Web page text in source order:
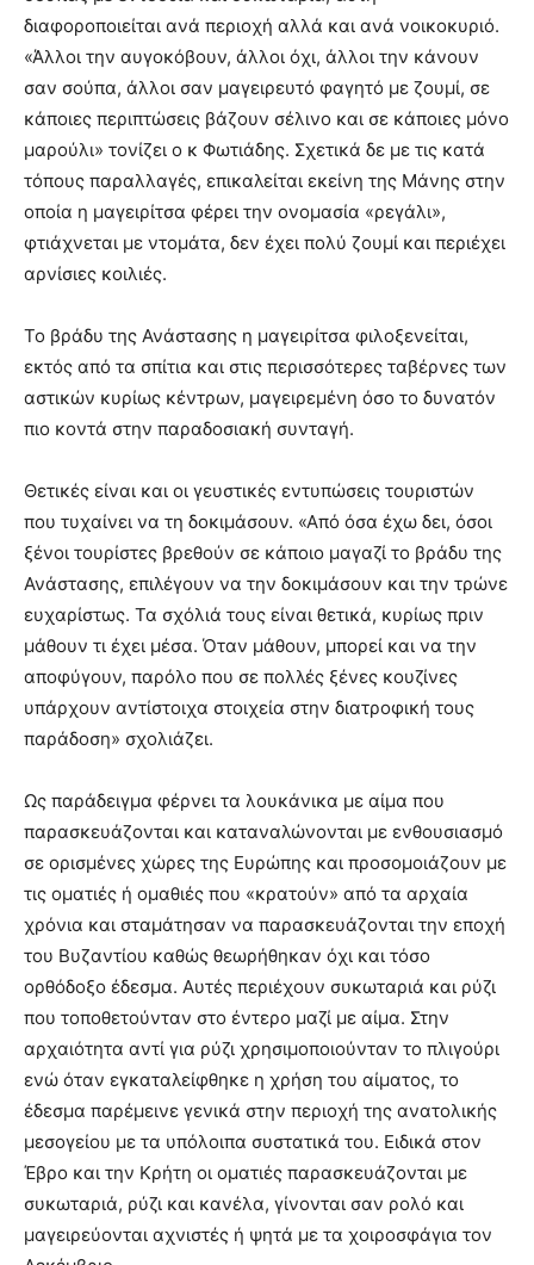
διαφοροποιείται ανά περιοχή αλλά και ανά νοικοκυριό.
«Άλλοι την αυγοκόβουν, άλλοι όχι, άλλοι την κάνουν
σαν σούπα, άλλοι σαν μαγειρευτό φαγητό με ζουμί, σε
κάποιες περιπτώσεις βάζουν σέλινο και σε κάποιες μόνο
μαρούλι» τονίζει ο κ Φωτιάδης. Σχετικά δε με τις κατά
τόπους παραλλαγές, επικαλείται εκείνη της Μάνης στην
οποία η μαγειρίτσα φέρει την ονομασία «ρεγάλι»,
φτιάχνεται με ντομάτα, δεν έχει πολύ ζουμί και περιέχει
αρνίσιες κοιλιές.
Το βράδυ της Ανάστασης η μαγειρίτσα φιλοξενείται,
εκτός από τα σπίτια και στις περισσότερες ταβέρνες των
αστικών κυρίως κέντρων, μαγειρεμένη όσο το δυνατόν
πιο κοντά στην παραδοσιακή συνταγή.
Θετικές είναι και οι γευστικές εντυπώσεις τουριστών
που τυχαίνει να τη δοκιμάσουν. «Από όσα έχω δει, όσοι
ξένοι τουρίστες βρεθούν σε κάποιο μαγαζί το βράδυ της
Ανάστασης, επιλέγουν να την δοκιμάσουν και την τρώνε
ευχαρίστως. Τα σχόλιά τους είναι θετικά, κυρίως πριν
μάθουν τι έχει μέσα. Όταν μάθουν, μπορεί και να την
αποφύγουν, παρόλο που σε πολλές ξένες κουζίνες
υπάρχουν αντίστοιχα στοιχεία στην διατροφική τους
παράδοση» σχολιάζει.
Ως παράδειγμα φέρνει τα λουκάνικα με αίμα που
παρασκευάζονται και καταναλώνονται με ενθουσιασμό
σε ορισμένες χώρες της Ευρώπης και προσομοιάζουν με
τις οματιές ή ομαθιές που «κρατούν» από τα αρχαία
χρόνια και σταμάτησαν να παρασκευάζονται την εποχή
του Βυζαντίου καθώς θεωρήθηκαν όχι και τόσο
ορθόδοξο έδεσμα. Αυτές περιέχουν συκωταριά και ρύζι
που τοποθετούνταν στο έντερο μαζί με αίμα. Στην
αρχαιότητα αντί για ρύζι χρησιμοποιούνταν το πλιγούρι
ενώ όταν εγκαταλείφθηκε η χρήση του αίματος, το
έδεσμα παρέμεινε γενικά στην περιοχή της ανατολικής
μεσογείου με τα υπόλοιπα συστατικά του. Ειδικά στον
Έβρο και την Κρήτη οι οματιές παρασκευάζονται με
συκωταριά, ρύζι και κανέλα, γίνονται σαν ρολό και
μαγειρεύονται αχνιστές ή ψητά με τα χοιροσφάγια τον